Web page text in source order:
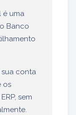
é uma
Banco
conta
os
sem